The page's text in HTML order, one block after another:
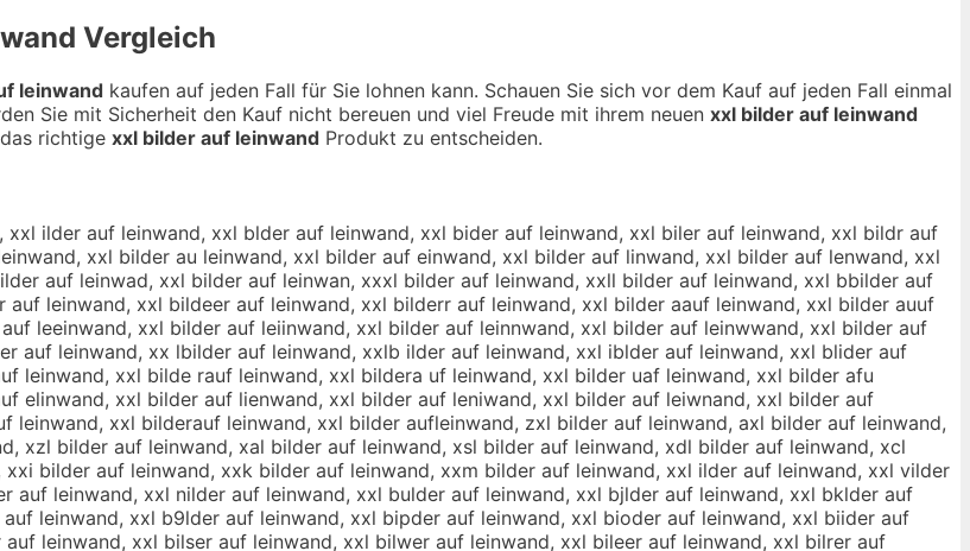
Vergleich
leinwand kaufen auf jeden Fall für Sie lohnen kann. Schauen Sie sich vor dem Kauf auf jeden Fall einmal
Sie mit Sicherheit den Kauf nicht bereuen und viel Freude mit ihrem neuen xxl bilder auf leinwand
richtige xxl bilder auf leinwand Produkt zu entscheiden.
xxl bilder auf leinsand, xxl bilder auf leindand, xxl bilder auf leineand, xxl bilder auf lein1and, xxl bilder auf lein2and, xxl bilder auf leinwqnd, xxl bilder auf leinwwnd, xxl bilder auf leinwznd, xxl bilder auf leinwxnd, xxl bilder auf leinwa d, xxl bilder auf leinwabd, xxl bilder auf leinwagd, xxl bilder auf leinwahd, xxl bilder auf leinwajd, xxl bilder auf leinwamd, xxl bilder auf leinwanx, xxl bilder auf leinwans, xxl bilder auf leinwanw, xxl bilder auf leinwane, xxl bilder auf leinwanr, xxl bilder auf leinwanf, xxl bilder auf leinwanv, xxl bilder auf leinwanc, zxxl bilder auf leinwand, xzxl bilder auf leinwand, axxl bilder auf leinwand, xaxl bilder auf leinwand, sxxl bilder auf leinwand, xsxl bilder auf leinwand, dxxl bilder auf leinwand, xdxl bilder auf leinwand, cxxl bilder auf leinwand, xcxl bilder auf leinwand, xxzl bilder auf leinwand, xxal bilder auf leinwand, xxsl bilder auf leinwand, xxdl bilder auf leinwand, xxcl bilder auf leinwand, xxpl bilder auf leinwand, xxlp bilder auf leinwand, xxol bilder auf leinwand, xxlo bilder auf leinwand, xxil bilder auf leinwand, xxli bilder auf leinwand, xxkl bilder auf leinwand, xxlk bilder auf leinwand, xxml bilder auf leinwand, xxlm bilder auf leinwand, xxl bilder auf leinwand, xxl b ilder auf leinwand, xxl vbilder auf leinwand, xxl bvilder auf leinwand, xxl fbilder auf leinwand, xxl bfilder auf leinwand, xxl gbilder auf leinwand, xxl bgilder auf leinwand, xxl hbilder auf leinwand, xxl bhilder auf leinwand, xxl nbilder auf leinwand, xxl bnilder auf leinwand, xxl builder auf leinwand, xxl biulder auf leinwand, xxl bjilder auf leinwand, xxl bijlder auf leinwand, xxl bkilder auf leinwand, xxl biklder auf leinwand, xxl blilder auf leinwand, xxl boilder auf leinwand, xxl biolder auf leinwand, xxl b8ilder auf leinwand, xxl bi8lder auf leinwand, xxl b9ilder auf leinwand, xxl bi9lder auf leinwand, xxl biplder auf leinwand, xxl bilpder auf leinwand, xxl biloder auf leinwand, xxl bilider auf leinwand, xxl bilkder auf leinwand, xxl bimlder auf leinwand, xxl bilmder auf leinwand, xxl bilxder auf leinwand, xxl bildxer auf leinwand, xxl bilsder auf leinwand, xxl bildser auf leinwand, xxl bilwder auf leinwand, xxl bildwer auf leinwand, xxl bileder auf leinwand, xxl bilrder auf leinwand, xxl bildrer auf leinwand, xxl bilfder auf leinwand, xxl bildfer auf leinwand, xxl bilvder auf leinwand, xxl bildver auf leinwand, xxl bilcder auf leinwand, xxl bildcer auf leinwand, xxl bildewr auf leinwand, xxl bildesr auf leinwand, xxl bildedr auf leinwand, xxl bildefr auf leinwand, xxl bild3er auf leinwand, xxl bilde3r auf leinwand, xxl bild4er auf leinwand, xxl bilde4r auf leinwand, xxl bildere auf leinwand, xxl bilderd auf leinwand, xxl bilderf auf leinwand, xxl bildegr auf leinwand, xxl bilderg auf leinwand, xxl bildetr auf leinwand, xxl bildert auf leinwand, xxl bilder4 auf leinwand, xxl bilde5r auf leinwand, xxl bilder5 auf leinwand, xxl bilder qauf leinwand, xxl bilder aquf leinwand, xxl bilder wauf leinwand, xxl bilder awuf leinwand, xxl bilder zauf leinwand, xxl bilder azuf leinwand, xxl bilder xauf leinwand, xxl bilder axuf leinwand, xxl bilder ayuf leinwand, xxl bilder auyf leinwand, xxl bilder ahuf leinwand, xxl bilder auhf leinwand, xxl bilder ajuf leinwand, xxl bilder aujf leinwand, xxl bilder akuf leinwand, xxl bilder aukf leinwand, xxl bilder aiuf leinwand, xxl bilder auif leinwand, xxl bilder a7uf leinwand, xxl bilder au7f leinwand, xxl bilder a8uf leinwand, xxl bilder au8f leinwand, xxl bilder aucf leinwand, xxl bilder aufc leinwand, xxl bilder audf leinwand, xxl bilder aufd leinwand, xxl bilder auef leinwand, xxl bilder aufe leinwand, xxl bilder aurf leinwand, xxl bilder aufr leinwand, xxl bilder autf leinwand, xxl bilder auft leinwand, xxl bilder augf leinwand, xxl bilder aufg leinwand, xxl bilder aubf leinwand, xxl bilder aufb leinwand, xxl bilder auvf leinwand, xxl bilder aufv leinwand, xxl bilder auf pleinwand, xxl bilder auf lpeinwand, xxl bilder auf oleinwand, xxl bilder auf loeinwand, xxl bilder auf ileinwand, xxl bilder auf lieinwand, xxl bilder auf kleinwand, xxl bilder auf lkeinwand, xxl bilder auf mleinwand, xxl bilder auf lmeinwand, xxl bilder auf lweinwand, xxl bilder auf lewinwand, xxl bilder auf lseinwand, xxl bilder auf lesinwand, xxl bilder auf ldeinwand, xxl bilder auf ledinwand, xxl bilder auf lfeinwand, xxl bilder auf lefinwand, xxl bilder auf lreinwand, xxl bilder auf lerinwand, xxl bilder auf l3einwand, xxl bilder auf le3inwand, xxl bilder auf l4einwand, xxl bilder auf le4inwand, xxl bilder auf leuinwand, xxl bilder auf leiunwand, xxl bilder auf lejinwand, xxl bilder auf leijnwand, xxl bilder auf lekinwand, xxl bilder auf leiknwand, xxl bilder auf lelinwand, xxl bilder auf leilnwand, xxl bilder auf leoinwand, xxl bilder auf leionwand, xxl bilder auf le8inwand, xxl bilder auf lei8nwand, xxl bilder auf le9inwand, xxl bilder auf lei9nwand, xxl bilder auf lei nwand, xxl bilder auf lein wand, xxl bilder auf leibnwand, xxl bilder auf leinbwand, xxl bilder auf leignwand, xxl bilder auf leingwand, xxl bilder auf leihnwand, xxl bilder auf leinhwand, xxl bilder auf leinjwand, xxl bilder auf leimnwand, xxl bilder auf leinmwand, xxl bilder auf leinqwand, xxl bilder auf leinwqand, xxl bilder auf leinawand, xxl bilder auf leinswand, xxl bilder auf leinwsand, xxl bilder auf leindwand, xxl bilder auf leinwdand, xxl bilder auf leinewand, xxl bilder auf leinweand, xxl bilder auf lein1wand, xxl bilder auf leinw1and, xxl bilder auf lein2wand, xxl bilder auf leinw2and, xxl bilder auf leinwaqnd, xxl bilder auf leinwawnd, xxl bilder auf leinwzand, xxl bilder auf leinwaznd, xxl bilder auf leinwxand, xxl bilder auf leinwaxnd, xxl bilder auf leinwa nd, xxl bilder auf leinwan d, xxl bilder auf leinwabnd, xxl bilder auf leinwanbd, xxl bilder auf leinwagnd, xxl bilder auf leinwangd, xxl bilder auf leinwahnd, xxl bilder auf leinwanhd, xxl bilder auf leinwajn